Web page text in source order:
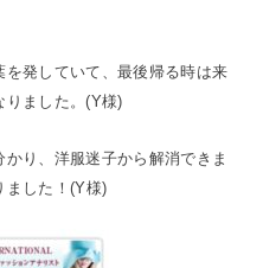
発していて、最後帰る時は来
りました。(Y様)
り、洋服迷子から解消できま
ました！(Y様)